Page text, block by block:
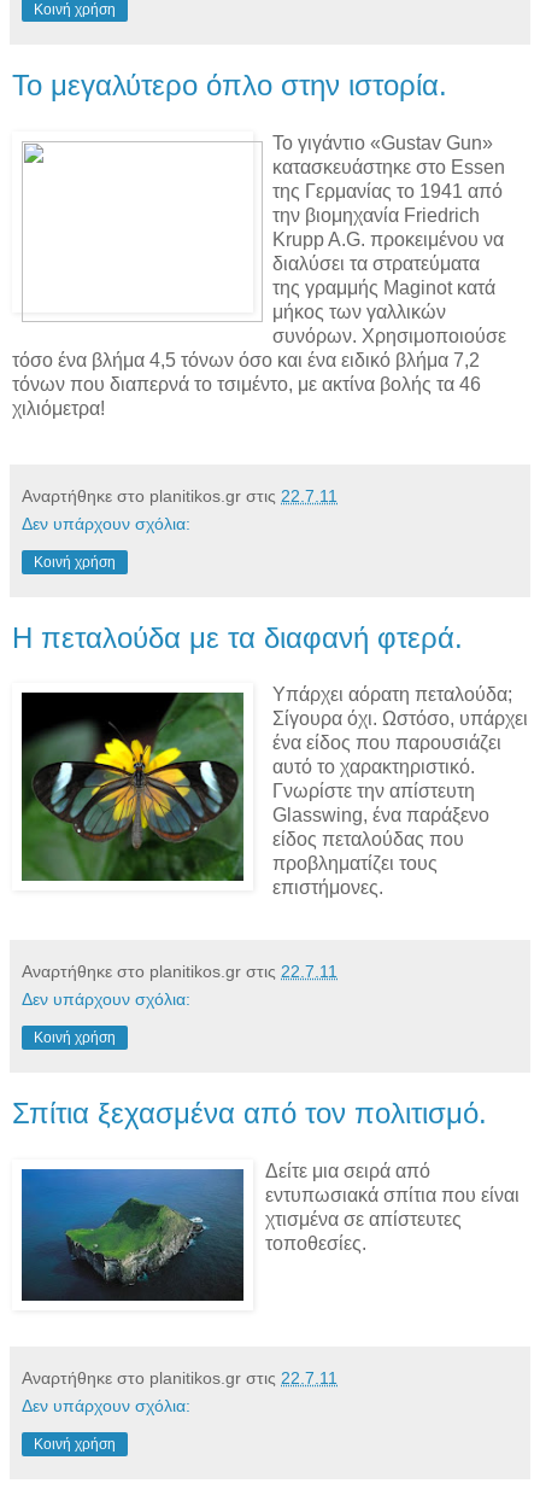
Κοινή χρήση
Το μεγαλύτερο όπλο στην ιστορία.
Το γιγάντιο «Gustav Gun»
κατασκευάστηκε στο Essen
της Γερμανίας το 1941 από
την βιομηχανία Friedrich
Krupp A.G. προκειμένου να
διαλύσει τα στρατεύματα
της γραμμής Maginot κατά
μήκος των γαλλικών
συνόρων. Χρησιμοποιούσε
τόσο ένα βλήμα 4,5 τόνων όσο και ένα ειδικό βλήμα 7,2
τόνων που διαπερνά το τσιμέντο, με ακτίνα βολής τα 46
χιλιόμετρα!
Αναρτήθηκε στο planitikos.gr στις 22.7.11
Δεν υπάρχουν σχόλια:
Κοινή χρήση
Η πεταλούδα με τα διαφανή φτερά.
Υπάρχει αόρατη πεταλούδα;
Σίγουρα όχι. Ωστόσο, υπάρχει
ένα είδος που παρουσιάζει
αυτό το χαρακτηριστικό.
Γνωρίστε την απίστευτη
Glasswing, ένα παράξενο
είδος πεταλούδας που
προβληματίζει τους
επιστήμονες.
Αναρτήθηκε στο planitikos.gr στις 22.7.11
Δεν υπάρχουν σχόλια:
Κοινή χρήση
Σπίτια ξεχασμένα από τον πολιτισμό.
Δείτε μια σειρά από
εντυπωσιακά σπίτια που είναι
χτισμένα σε απίστευτες
τοποθεσίες.
Αναρτήθηκε στο planitikos.gr στις 22.7.11
Δεν υπάρχουν σχόλια:
Κοινή χρήση